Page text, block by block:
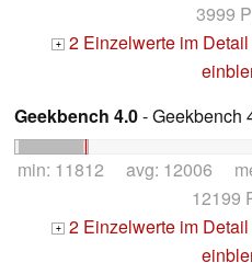
3999
+ 2 Einzelwerte im Detail
Geekbench 4.0- Geekbench
min: 11812 avg: 12006
12199
+ 2 Einzelwerte im Detail